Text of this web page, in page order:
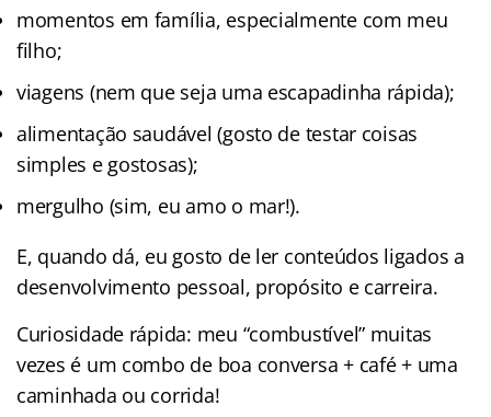
momentos em família, especialmente com meu
filho;
viagens (nem que seja uma escapadinha rápida);
alimentação saudável (gosto de testar coisas
simples e gostosas);
mergulho (sim, eu amo o mar!).
E, quando dá, eu gosto de ler conteúdos ligados a
desenvolvimento pessoal, propósito e carreira.
Curiosidade rápida: meu “combustível” muitas
vezes é um combo de boa conversa + café + uma
caminhada ou corrida!